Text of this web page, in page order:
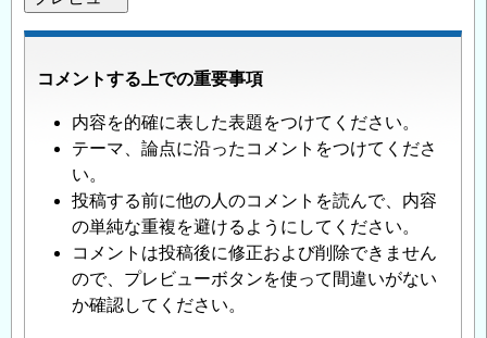
コメントする上での重要事項
内容を的確に表した表題をつけてください。
テーマ、論点に沿ったコメントをつけてくださ
い。
投稿する前に他の人のコメントを読んで、内容
の単純な重複を避けるようにしてください。
コメントは投稿後に修正および削除できません
ので、プレビューボタンを使って間違いがない
か確認してください。